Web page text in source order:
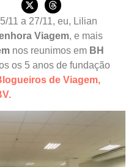
11 a 27/11, eu, Lilian
Viagem, e mais
nos reunimos em BH
os 5 anos de fundação
de Viagem,